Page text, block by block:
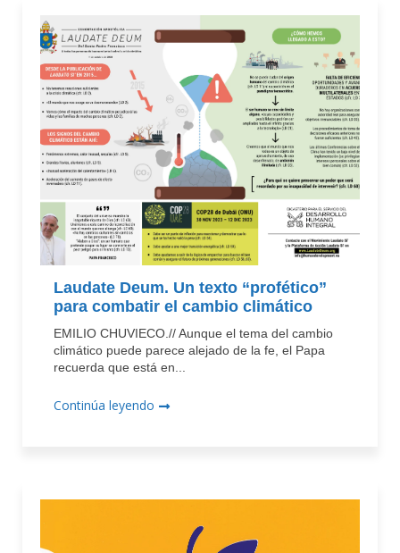
Laudate Deum. Un texto “profético”
para combatir el cambio climático
EMILIO CHUVIECO.// Aunque el tema del cambio
climático puede parece alejado de la fe, el Papa
recuerda que está en...
Continúa leyendo